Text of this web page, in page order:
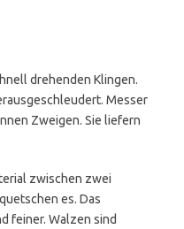
drehenden Klingen.
Messer
Zweigen. Sie liefern
zwischen zwei
es. Das
feiner. Walzen sind